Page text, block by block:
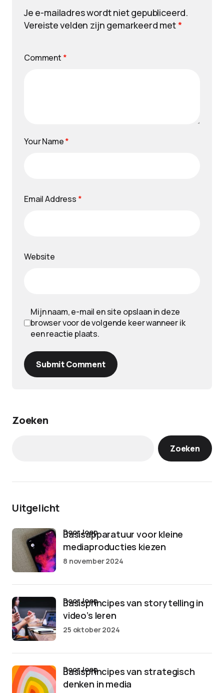
Je e-mailadres wordt niet gepubliceerd.
Vereiste velden zijn gemarkeerd met*
Comment *
Your Name*
Email Address *
Website
Mijn naam, e-mail en site opslaan in deze
browser voor de volgende keer wanneer ik
een reactie plaats.
Submit Comment
Zoeken
Zoeken
Uitgelicht
Basisapparatuur voor kleine
mediaproducties kiezen
door Joep
8 november 2024
Basisprincipes van storytelling in
video’s leren
door Joep
25 oktober 2024
Basisprincipes van strategisch
denken in media
door Joep